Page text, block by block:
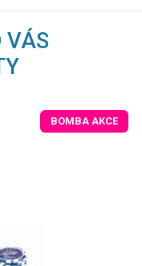
VÁS
BOMBA AKCE